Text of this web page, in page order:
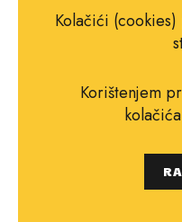
Uvjeti korištenja
Copyright ©
Kolačići
Korištenjem